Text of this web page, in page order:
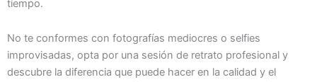
tiempo.
No te conformes con fotografías mediocres o selfies
improvisadas, opta por una sesión de retrato profesional y
descubre la diferencia que puede hacer en la calidad y el